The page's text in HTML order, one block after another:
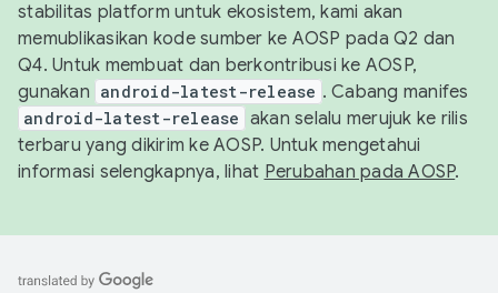
stabilitas platform untuk ekosistem, kami akan
memublikasikan kode sumber ke AOSP pada Q2 dan
Q4. Untuk membuat dan berkontribusi ke AOSP,
gunakan android-latest-release . Cabang manifes
android-latest-release akan selalu merujuk ke rilis
terbaru yang dikirim ke AOSP. Untuk mengetahui
informasi selengkapnya, lihat Perubahan pada AOSP.